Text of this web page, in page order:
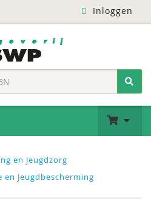
Inloggen
en Jeugdzorg
Jeugdbescherming